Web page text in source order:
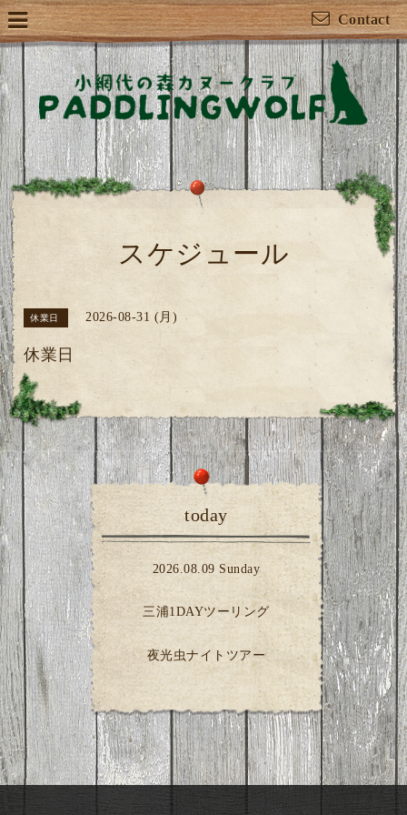
Contact
スケジュール
休業日 2026-08-31 (月)
休業日
today
2026.08.09 Sunday
三浦1DAYツーリング
夜光虫ナイトツアー